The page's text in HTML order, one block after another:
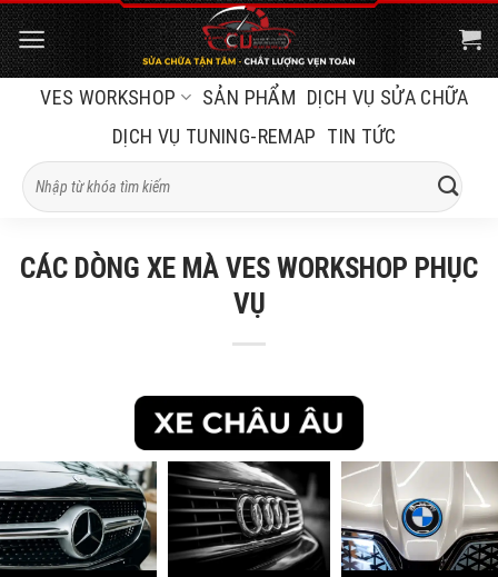
Bỏ
qua
nội
VES WORKSHOP SẢN PHẨM DỊCH VỤ SỬA CHỮA
DỊCH VỤ TUNING-REMAP TIN TỨC
Tìm
kiếm:
CÁC DÒNG XE MÀ VES WORKSHOP PHỤC
VỤ